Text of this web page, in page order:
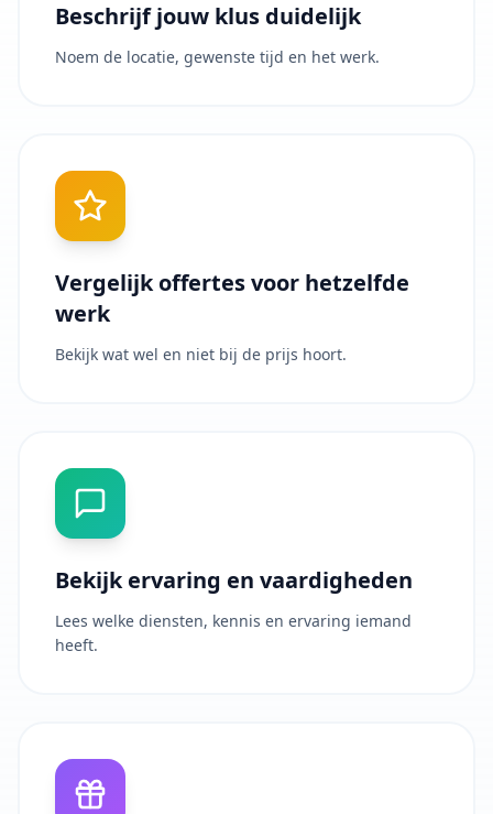
Beschrijf jouw klus duidelijk
Noem de locatie, gewenste tijd en het werk.
Vergelijk offertes voor hetzelfde
werk
Bekijk wat wel en niet bij de prijs hoort.
Bekijk ervaring en vaardigheden
Lees welke diensten, kennis en ervaring iemand
heeft.